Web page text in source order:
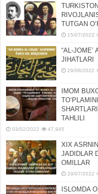
TUTGAN
15/07/2022
“AL-JOMEʼ
JIHATLARI
29/08/2022
IMOM
TAHLILI
03/02/2022 47,945
XIX
JADIDLAR
OMILLAR
29/07/2022
ISLOMDA